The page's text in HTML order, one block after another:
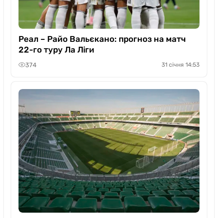
Реал – Райо Вальєкано: прогноз на матч
22-го туру Ла Ліги
374 31 січня 14:53